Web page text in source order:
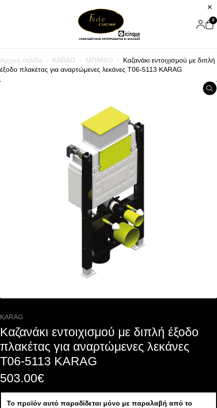
0
Αρχική σελίδα KARAG ΜΠΑΝΙΟ
Καζανάκι εντοιχισμού με διπλή
έξοδο πλακέτας για αναρτώμενες λεκάνες T06-5113 KARAG
KARAG
Καζανάκι εντοιχισμού με διπλή έξοδο
πλακέτας για αναρτώμενες λεκάνες
T06-5113 KARAG
503.00€
Το προϊόν αυτό παραδίδεται μόνο με παραλαβή από το